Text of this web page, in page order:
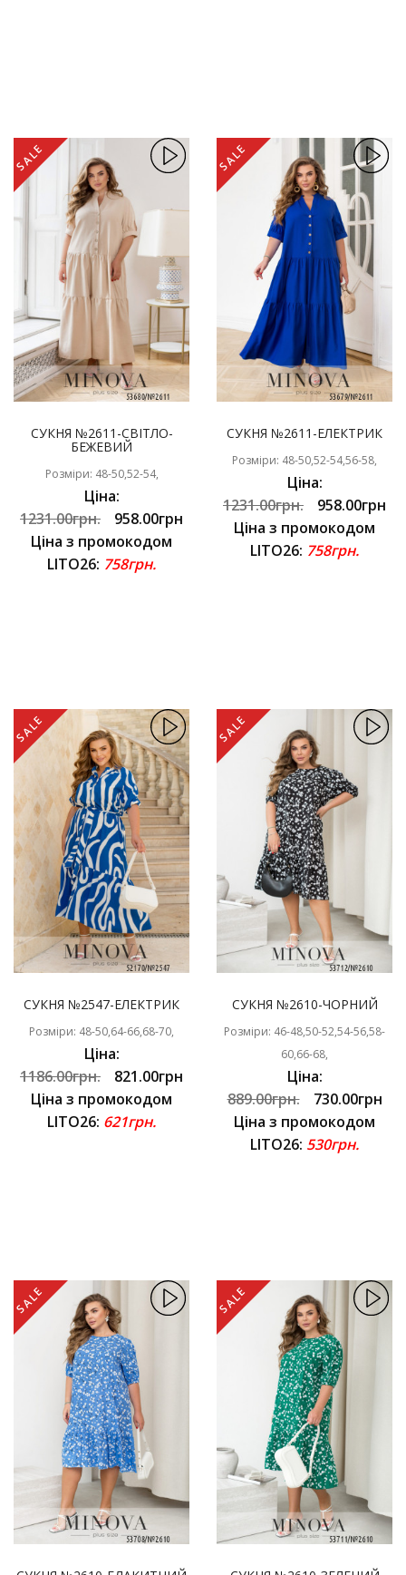
SALE
СУКНЯ №2611-СВІТЛО-
БЕЖЕВИЙ
Розміри: 48-50,52-54,
Ціна:
1231.00грн.
958.00грн
Ціна з промокодом
LITO26: 758грн.
SALE
СУКНЯ №2611-ЕЛЕКТРИК
Розміри: 48-50,52-54,56-58,
Ціна:
1231.00грн.
958.00грн
Ціна з промокодом
LITO26: 758грн.
SALE
СУКНЯ №2547-ЕЛЕКТРИК
Розміри: 48-50,64-66,68-70,
Ціна:
1186.00грн.
821.00грн
Ціна з промокодом
LITO26: 621грн.
SALE
СУКНЯ №2610-ЧОРНИЙ
Розміри: 46-48,50-52,54-56,58-
60,66-68,
Ціна:
889.00грн.
730.00грн
Ціна з промокодом
LITO26: 530грн.
SALE SALE